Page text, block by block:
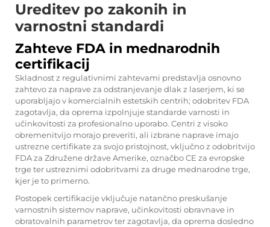
Ureditev po zakonih in
varnostni standardi
Zahteve FDA in mednarodnih
certifikacij
Skladnost z regulativnimi zahtevami predstavlja osnovno
zahtevo za naprave za odstranjevanje dlak z laserjem, ki se
uporabljajo v komercialnih estetskih centrih; odobritev FDA
zagotavlja, da oprema izpolnjuje standarde varnosti in
učinkovitosti za profesionalno uporabo. Centri z visoko
obremenitvijo morajo preveriti, ali izbrane naprave imajo
ustrezne certifikate za svojo pristojnost, vključno z odobritvijo
FDA za Združene države Amerike, označbo CE za evropske
trge ter ustreznimi odobritvami za druge mednarodne trge,
kjer je to primerno.
Postopek certifikacije vključuje natančno preskušanje
varnostnih sistemov naprave, učinkovitosti obravnave in
obratovalnih parametrov ter zagotavlja, da oprema dosledno